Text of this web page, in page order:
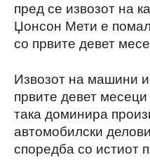
пред се извозот на
Џонсон Мети е
со првите девет
Извозот на машини
првите девет
така доминира
автомобилски
споредба со истиот